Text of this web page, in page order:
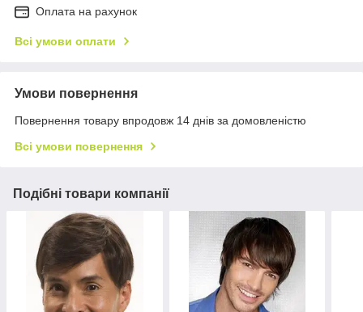
Оплата на рахунок
Всі умови оплати
Умови повернення
Повернення товару впродовж 14 днів за домовленістю
Всі умови повернення
Подібні товари компанії